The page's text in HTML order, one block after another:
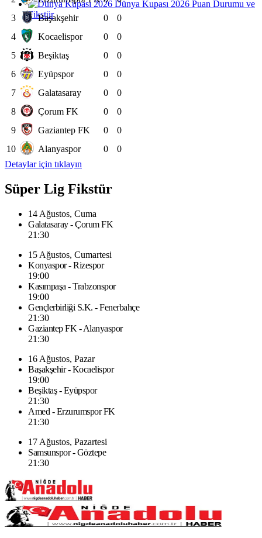
Dünya Kupası 2026 Puan Durumu ve
Fikstür
3
Başakşehir 0
0
4
Kocaelispor 0
0
5
Beşiktaş 0
0
6
Eyüpspor 0
0
7
Galatasaray 0
0
8
Çorum FK 0
0
9
Gaziantep FK 0
0
10
Alanyaspor 0
0
Detaylar için tıklayın
Süper Lig Fikstür
14 Ağustos, Cuma
Galatasaray - Çorum FK
21:30
15 Ağustos, Cumartesi
Konyaspor - Rizespor
19:00
Kasımpaşa - Trabzonspor
19:00
Gençlerbirliği S.K. - Fenerbahçe
21:30
Gaziantep FK - Alanyaspor
21:30
16 Ağustos, Pazar
Başakşehir - Kocaelispor
19:00
Beşiktaş - Eyüpspor
21:30
Amed - Erzurumspor FK
21:30
17 Ağustos, Pazartesi
Samsunspor - Göztepe
21:30